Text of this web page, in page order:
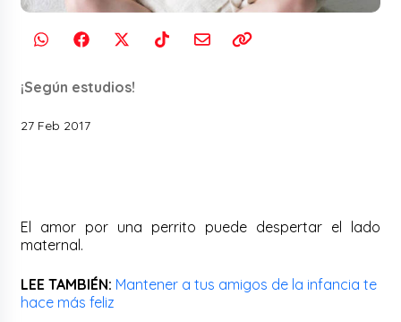
¡Según estudios!
27 Feb 2017
El amor por una perrito puede despertar el lado
maternal.
LEE TAMBIÉN: Mantener a tus amigos de la infancia te
hace más feliz